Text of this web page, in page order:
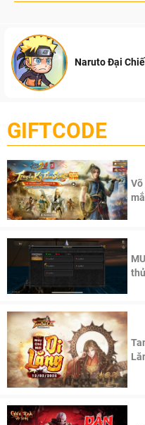
Naruto Đại
GIFTCODE
Võ